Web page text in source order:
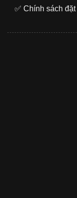
✅ Chính sách